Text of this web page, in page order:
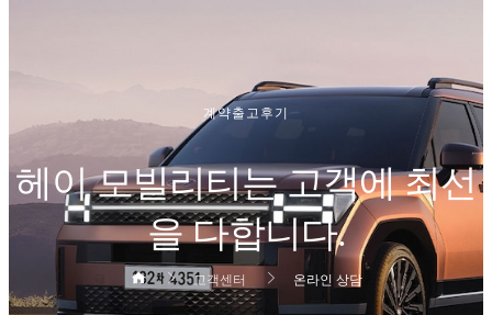
계약출고후기
헤이 모빌리티는 고객에 최선
을 다합니다.
고객센터 온라인 상담